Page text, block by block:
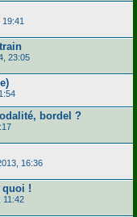
23:05
bordel ?
16:36
quoi !
11:42